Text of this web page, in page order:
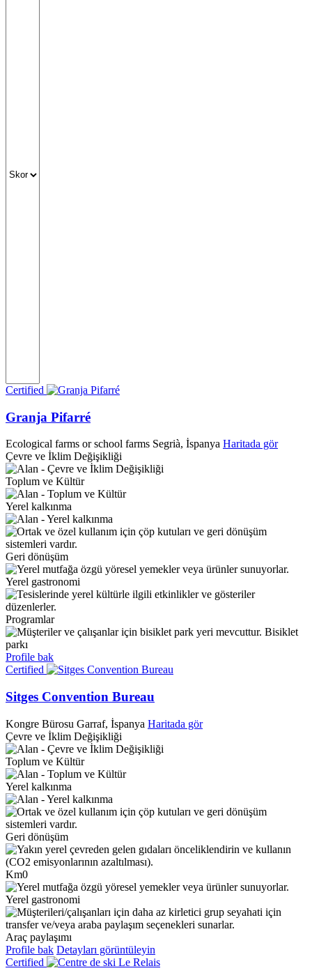
Certified
Granja Pifarré
Ecological farms or school farms Segrià, İspanya Haritada gör
Çevre ve İklim Değişikliği
Toplum ve Kültür
Yerel kalkınma
Geri dönüşüm
Yerel gastronomi
Programlar
Bisiklet
parkı
Profile bak
Certified
Sitges Convention Bureau
Kongre Bürosu Garraf, İspanya Haritada gör
Çevre ve İklim Değişikliği
Toplum ve Kültür
Yerel kalkınma
Geri dönüşüm
Km0
Yerel gastronomi
Araç paylaşımı
Profile bak Detayları görüntüleyin
Certified